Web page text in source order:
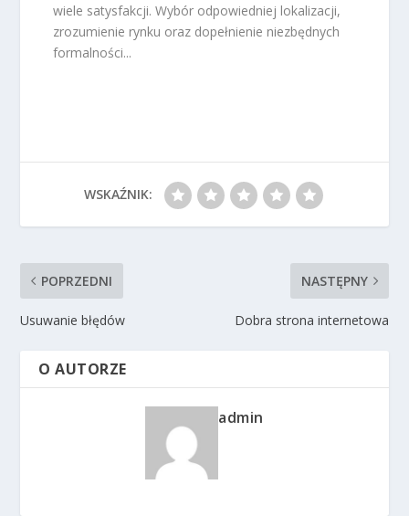
wiele satysfakcji. Wybór odpowiedniej lokalizacji,
zrozumienie rynku oraz dopełnienie niezbędnych
formalności...
WSKAŹNIK:
POPRZEDNI
Usuwanie błędów
NASTĘPNY
Dobra strona internetowa
O AUTORZE
admin